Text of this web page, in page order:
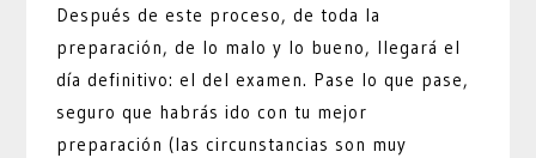
Después de este proceso, de toda la
preparación, de lo malo y lo bueno, llegará el
día definitivo: el del examen. Pase lo que pase,
seguro que habrás ido con tu mejor
preparación (las circunstancias son muy